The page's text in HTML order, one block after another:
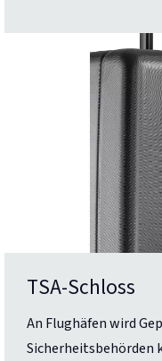
TSA-Schloss
An Flughäfen wird
Sicherheitsbehörden